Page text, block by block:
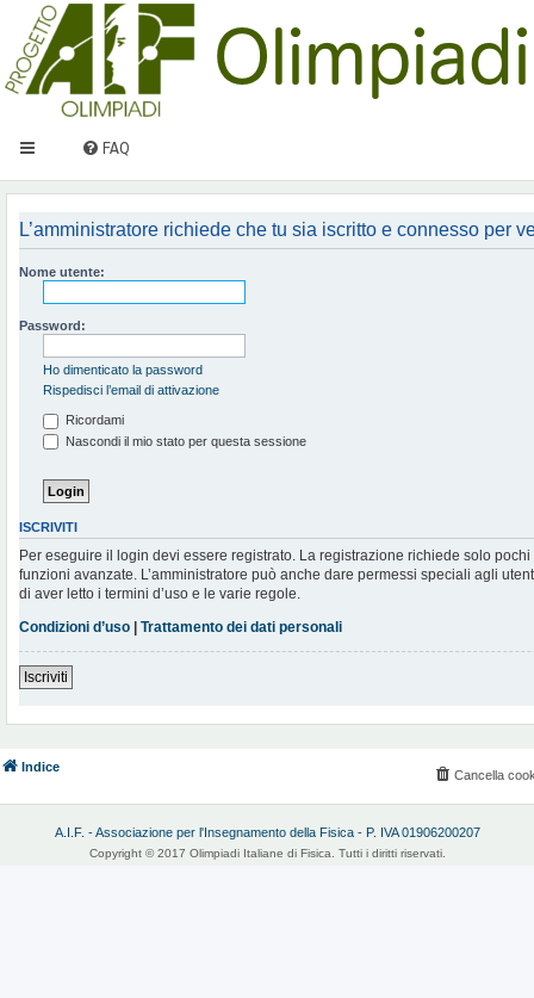
FAQ
L’amministratore richiede che tu sia iscritto e connesso per
Nome utente:
Password:
Ho dimenticato la password
Rispedisci l’email di attivazione
Ricordami
Nascondi il mio stato per questa sessione
ISCRIVITI
Per eseguire il login devi essere registrato. La registrazione richiede solo
funzioni avanzate. L’amministratore può anche dare permessi speciali agli
di aver letto i termini d’uso e le varie regole.
Condizioni d’uso | Trattamento dei dati personali
Iscriviti
Indice
Cancella
A.I.F. - Associazione per l'Insegnamento della Fisica - P. IVA 01906200207
Copyright © 2017 Olimpiadi Italiane di Fisica. Tutti i diritti riservati.